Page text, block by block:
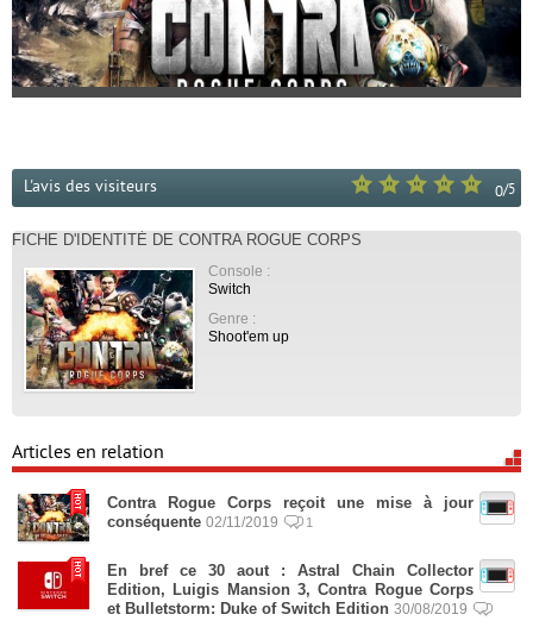
0/5
L'avis des visiteurs
FICHE D'IDENTITÉ DE CONTRA ROGUE CORPS
Console :
Switch
Genre :
Shoot'em up
Articles en relation
Contra Rogue Corps reçoit une mise à jour
conséquente 02/11/2019 1
En bref ce 30 aout : Astral Chain Collector
Edition, Luigis Mansion 3, Contra Rogue Corps
et Bulletstorm: Duke of Switch Edition 30/08/2019